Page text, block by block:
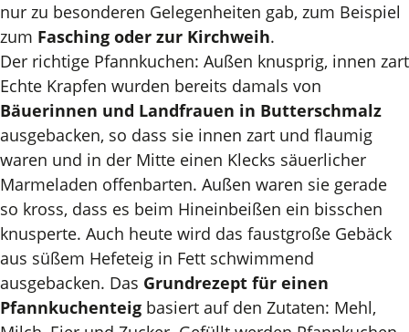
nur zu besonderen Gelegenheiten gab, zum Beispiel
zum Fasching oder zur Kirchweih.
Der richtige Pfannkuchen: Außen knusprig, innen zart
Echte Krapfen wurden bereits damals von
Bäuerinnen und Landfrauen in Butterschmalz
ausgebacken, so dass sie innen zart und flaumig
waren und in der Mitte einen Klecks säuerlicher
Marmeladen offenbarten. Außen waren sie gerade
so kross, dass es beim Hineinbeißen ein bisschen
knusperte. Auch heute wird das faustgroße Gebäck
aus süßem Hefeteig in Fett schwimmend
ausgebacken. Das Grundrezept für einen
Pfannkuchenteig basiert auf den Zutaten: Mehl,